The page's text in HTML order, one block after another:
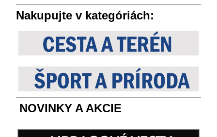
Nakupujte v kategóriách:
NOVINKY A AKCIE